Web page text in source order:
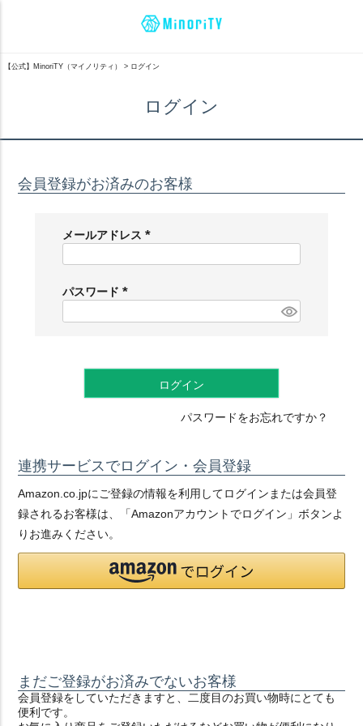
【公式】MinoriTY（マイノリティ） ログイン
ログイン
会員登録がお済みのお客様
メールアドレス
必
パスワード
必
ログイン
パスワードをお忘れですか？
連携サービスでログイン・会員登録
Amazon.co.jpにご登録の情報を利用してログインまたは会員登
録されるお客様は、「Amazonアカウントでログイン」ボタンよ
りお進みください。
まだご登録がお済みでないお客様
会員登録をしていただきますと、二度目のお買い物時にとても
便利です。